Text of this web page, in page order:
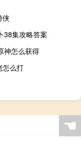
侠
38集攻略答案
神怎么获得
怎么打
☚